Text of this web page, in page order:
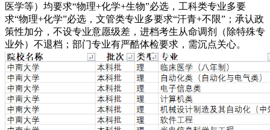
医学等）均要求“物理+化学+生物”必选，工科类专业多要
求“物理+化学”必选，文管类专业多要求“汗青+不限”；承认政
策性加分，不设专业意愿级差，进档考生从命调剂（除特殊专
业外）不退档；部门专业有严酷体检要求，需沉点关心。